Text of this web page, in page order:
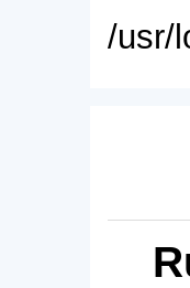
/usr/